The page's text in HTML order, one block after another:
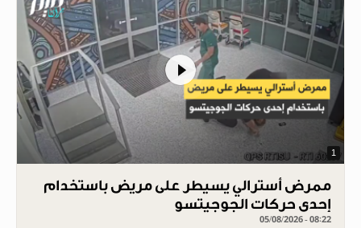
1
ممرض أسترالي يسيطر على مريض باستخدام
إحدى حركات الجوجيتسو
05/08/2026 - 08:22